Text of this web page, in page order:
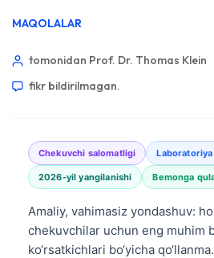
MAQOLALAR
tomonidan Prof. Dr. Thomas Klein
fikr bildirilmagan.
Chekuvchi salomatligi
2026-yil yangilanishi Bemonga
Amaliy, vahimasiz yondashuv:
chekuvchilar uchun eng muhim
ko‘rsatkichlari bo‘yicha